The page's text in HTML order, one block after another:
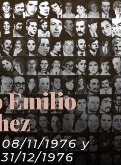
Emilio
11/1976 y
12/1976